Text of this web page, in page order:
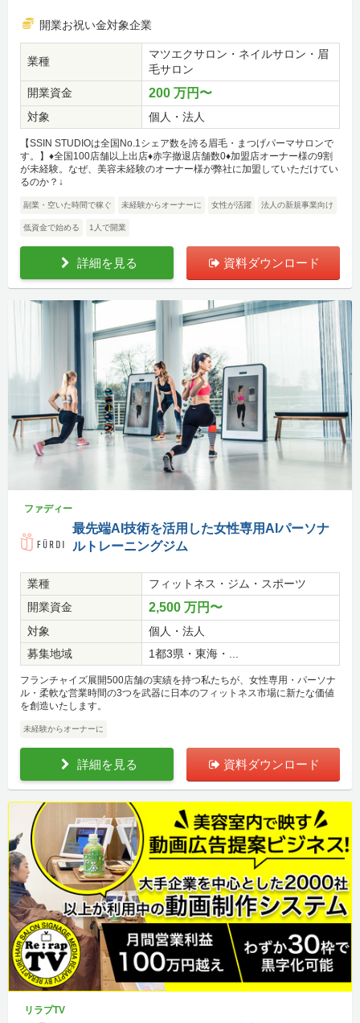
開業お祝い金対象企業
業種
マツエクサロン・ネイルサロン・眉
毛サロン
開業資金
200 万円〜
対象 個人・法人
【SSIN STUDIOは全国No.1シェア数を誇る眉毛・まつげパーマサロンで
す。】♦全国100店舗以上出店♦赤字撤退店舗数0♦加盟店オーナー様の9割
が未経験。なぜ、美容未経験のオーナー様が弊社に加盟していただけてい
るのか？↓
副業・空いた時間で稼ぐ 未経験からオーナーに 女性が活躍 法人の新規事業向け
低資金で始める 1人で開業
詳細を見る 資料ダウンロード
ファディー
最先端AI技術を活用した女性専用AIパーソナ
ルトレーニングジム
業種
フィットネス・ジム・スポーツ
開業資金
2,500 万円〜
対象
個人・法人
募集地域
1都3県・東海・...
フランチャイズ展開500店舗の実績を持つ私たちが、女性専用・パーソナ
ル・柔軟な営業時間の3つを武器に日本のフィットネス市場に新たな価値
を創造いたします。
未経験からオーナーに
詳細を見る 資料ダウンロード
リラプTV